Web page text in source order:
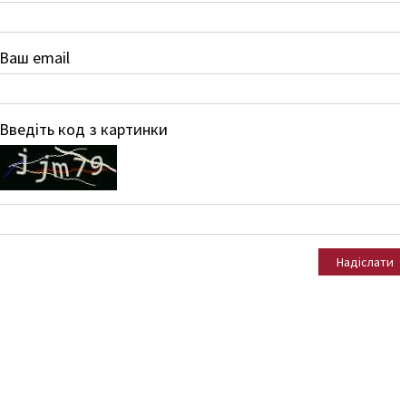
Ваш email
Введіть код з картинки
Надіслати